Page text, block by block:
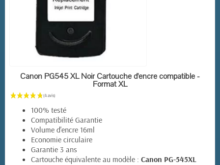
EN STOCK
Canon PG545 XL Noir Cartouche d'encre compatible -
Format XL
100% testé
Compatibilité Garantie
Volume d'encre 16ml
Economie circulaire
Garantie 3 ans
Cartouche équivalente au modèle : Canon PG-545XL